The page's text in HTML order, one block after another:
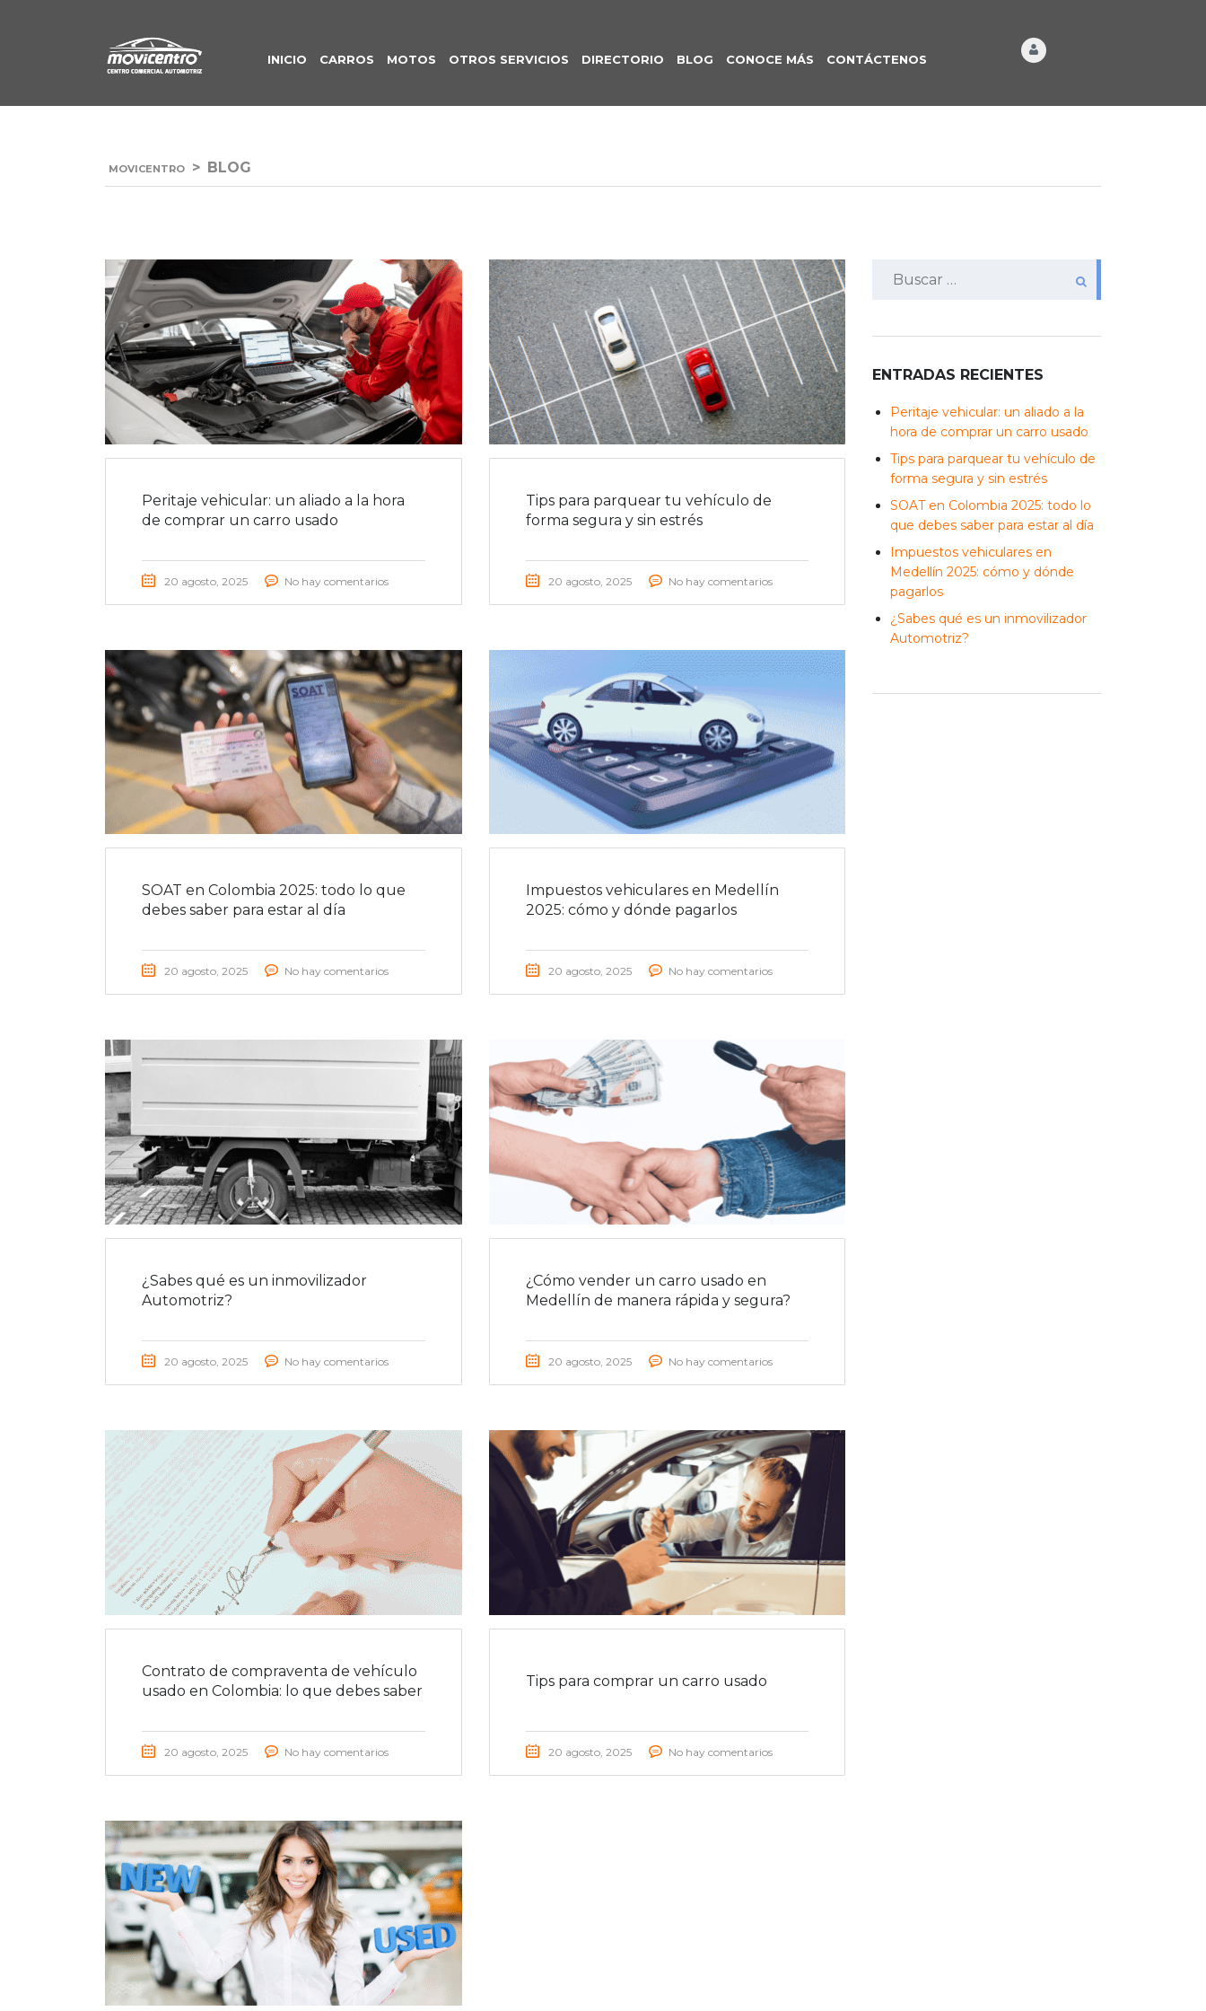
INICIO CARROS MOTOS OTROS SERVICIOS DIRECTORIO BLOG CONOCE MÁS CONTÁCTENOS
MOVICENTRO > BLOG
Peritaje vehicular: un aliado a la hora
de comprar un carro usado
20 agosto, 2025 No hay comentarios
Tips para parquear tu vehículo de
forma segura y sin estrés
20 agosto, 2025 No hay comentarios
SOAT en Colombia 2025: todo lo que
debes saber para estar al día
20 agosto, 2025 No hay comentarios
Impuestos vehiculares en Medellín
2025: cómo y dónde pagarlos
20 agosto, 2025 No hay comentarios
¿Sabes qué es un inmovilizador
Automotriz?
20 agosto, 2025 No hay comentarios
¿Cómo vender un carro usado en
Medellín de manera rápida y segura?
20 agosto, 2025 No hay comentarios
Contrato de compraventa de vehículo
usado en Colombia: lo que debes saber
20 agosto, 2025 No hay comentarios
Tips para comprar un carro usado
20 agosto, 2025 No hay comentarios
ENTRADAS RECIENTES
Peritaje vehicular: un aliado a la
hora de comprar un carro usado
Tips para parquear tu vehículo de
forma segura y sin estrés
SOAT en Colombia 2025: todo lo
que debes saber para estar al día
Impuestos vehiculares en
Medellín 2025: cómo y dónde
pagarlos
¿Sabes qué es un inmovilizador
Automotriz?